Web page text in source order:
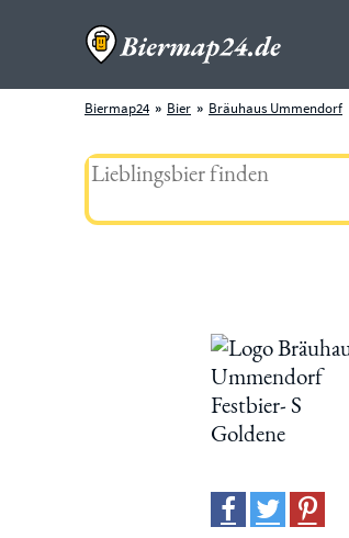
Biermap24 Bier Bräuhaus Ummendorf